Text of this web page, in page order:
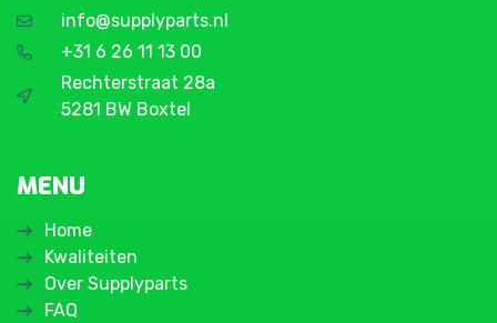
info@supplyparts.nl
+31 6 26 11 13 00
Rechterstraat 28a
5281 BW Boxtel
MENU
Home
Kwaliteiten
Over Supplyparts
FAQ